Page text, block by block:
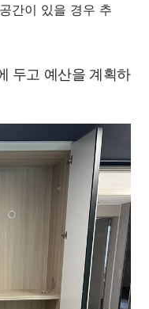
간이 있을 경우 추
두고 예산을 계획하